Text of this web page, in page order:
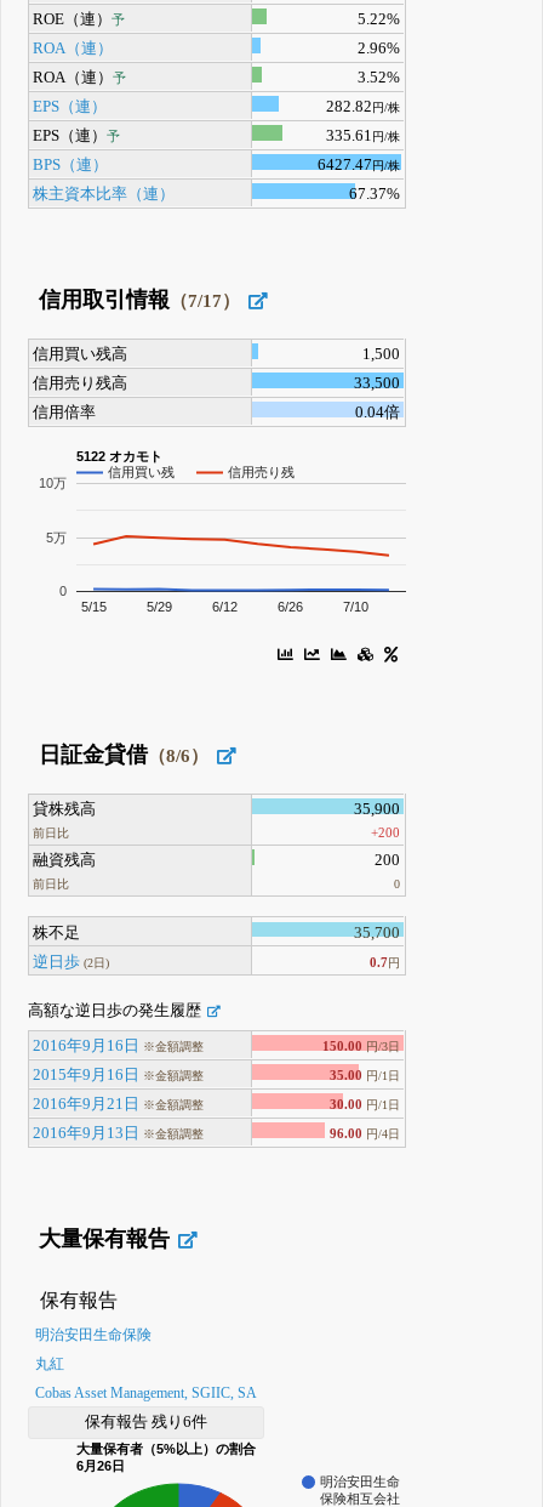
ROE（連）予
5.22%
ROA（連）
2.96%
ROA（連）予
3.52%
EPS（連）
282.82円/株
EPS（連）予 335.61円/株
BPS（連） 6427.47円/株
株主資本比率（連） 67.37%
信用取引情報 （7/17）
信用買い残高
1,500
信用売り残高
33,500
信用倍率
0.04倍
5122 オカモト
信用買い残
信用売り残
5/15 5/29 6/12 6/26 7/10
0
5万
10万
日証金貸借（8/6）
貸株残高
前日比
35,900
+200
融資残高
前日比
200
0
株不足
35,700
逆日歩 (2日) 0.7円
高額な逆日歩の発生履歴
2016年9月16日 ※金額調整 150.00 円/3日
2015年9月16日 ※金額調整 35.00 円/1日
2016年9月21日 ※金額調整 30.00 円/1日
2016年9月13日 ※金額調整 96.00 円/4日
大量保有報告
保有報告
明治安田生命保険
丸紅
Cobas Asset Management, SGIIC, SA
保有報告 残り6件
大量保有者（5%以上）の割合
6月26日
明治安田生命
保険相互会社